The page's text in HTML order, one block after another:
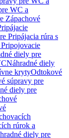
WC a
Zápachové
Pripájacia rúra s
diely pre
Náhradné diely
krytyOdtokové
súpravy pre
diely pre
rúrok a
diely pre